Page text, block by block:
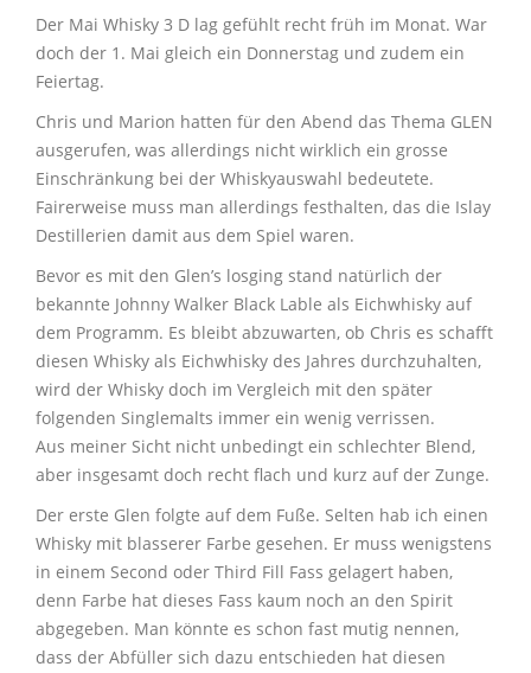
Der Mai Whisky 3 D lag gefühlt recht früh im Monat. War
doch der 1. Mai gleich ein Donnerstag und zudem ein
Feiertag.
Chris und Marion hatten für den Abend das Thema GLEN
ausgerufen, was allerdings nicht wirklich ein grosse
Einschränkung bei der Whiskyauswahl bedeutete.
Fairerweise muss man allerdings festhalten, das die Islay
Destillerien damit aus dem Spiel waren.
Bevor es mit den Glen’s losging stand natürlich der
bekannte Johnny Walker Black Lable als Eichwhisky auf
dem Programm. Es bleibt abzuwarten, ob Chris es schafft
diesen Whisky als Eichwhisky des Jahres durchzuhalten,
wird der Whisky doch im Vergleich mit den später
folgenden Singlemalts immer ein wenig verrissen.
Aus meiner Sicht nicht unbedingt ein schlechter Blend,
aber insgesamt doch recht flach und kurz auf der Zunge.
Der erste Glen folgte auf dem Fuße. Selten hab ich einen
Whisky mit blasserer Farbe gesehen. Er muss wenigstens
in einem Second oder Third Fill Fass gelagert haben,
denn Farbe hat dieses Fass kaum noch an den Spirit
abgegeben. Man könnte es schon fast mutig nennen,
dass der Abfüller sich dazu entschieden hat diesen